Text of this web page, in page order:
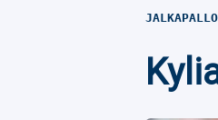
JALKAPALLO